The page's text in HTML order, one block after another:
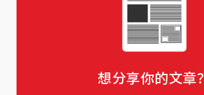
想分享你的文章？